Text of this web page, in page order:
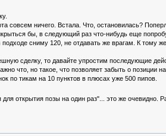
ничего. Встала. Что, остановилась?
бы, в следующий раз что-нибудь еще
сниму 120, не отдавать же врагам. К тому
сделку, то давайте упростим последующие
что, но такое, что позволяет забыть о позиции
по тикам на 10 пунктов в плюсах уже 500 пипов.
открытия позы на один раз"... это же очевидно.